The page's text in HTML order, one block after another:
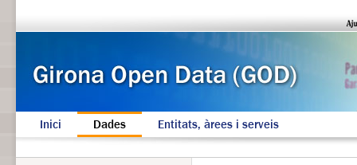
Inici Dades Entitats, àrees i serveis